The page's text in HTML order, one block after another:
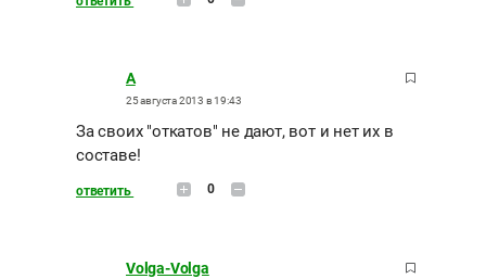
А
25 августа 2013 в 19:43
За своих "откатов" не дают, вот и нет их в
составе!
ответить 0
Volga-Volga